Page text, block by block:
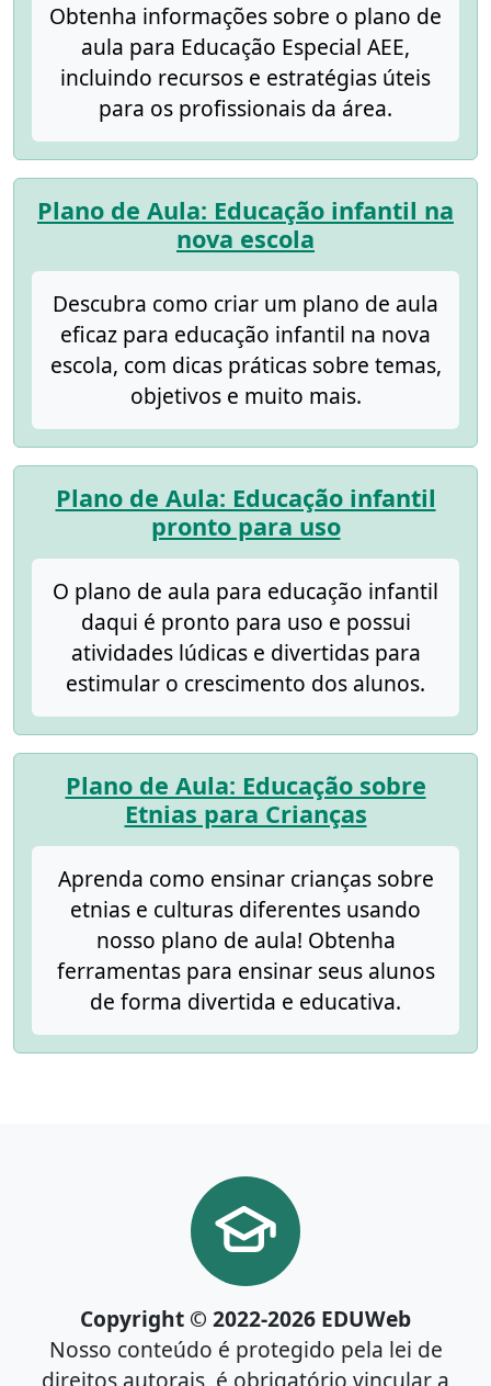
Obtenha informações sobre o plano de
aula para Educação Especial AEE,
incluindo recursos e estratégias úteis
para os profissionais da área.
Plano de Aula: Educação infantil na
nova escola
Descubra como criar um plano de aula
eficaz para educação infantil na nova
escola, com dicas práticas sobre temas,
objetivos e muito mais.
Plano de Aula: Educação infantil
pronto para uso
O plano de aula para educação infantil
daqui é pronto para uso e possui
atividades lúdicas e divertidas para
estimular o crescimento dos alunos.
Plano de Aula: Educação sobre
Etnias para Crianças
Aprenda como ensinar crianças sobre
etnias e culturas diferentes usando
nosso plano de aula! Obtenha
ferramentas para ensinar seus alunos
de forma divertida e educativa.
Copyright © 2022-2026 EDUWeb
Nosso conteúdo é protegido pela lei de